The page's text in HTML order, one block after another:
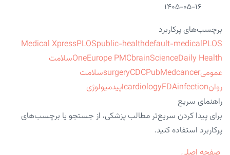
۱۴۰۵-۰۵-۱۶
برچسب‌های پرکاربرد
Medical XpressPLOSpublic-healthdefault-medicalPLOS
OneEurope PMCbrainScienceDaily Health
سلامت
عمومی
surgeryCDCPubMedcancer
سلامت
روان
cardiologyFDAinfection
اپیدمیولوژی
راهنمای سریع
برای پیدا کردن سریع‌تر مطالب پزشکی، از جستجو یا برچسب‌های
پرکاربرد استفاده کنید.